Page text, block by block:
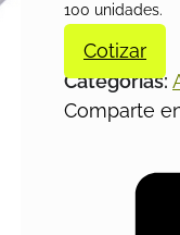
100 unidades.
Cotizar
Categorías:
Comparte